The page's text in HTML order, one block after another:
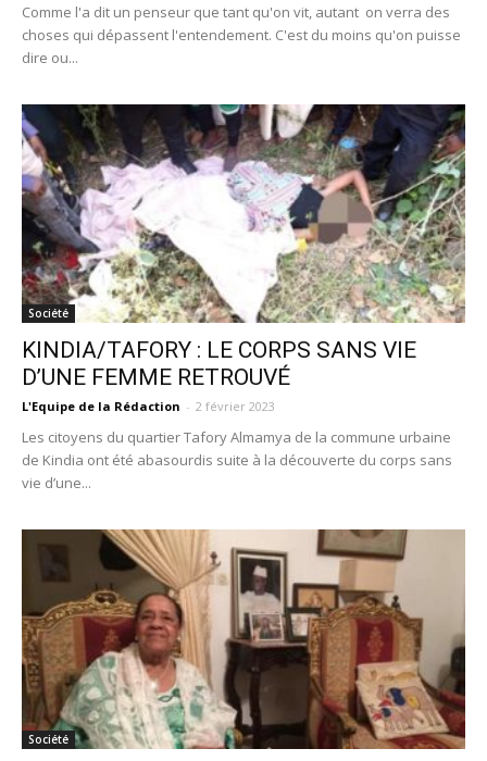
Comme l'a dit un penseur que tant qu'on vit, autant on verra des
choses qui dépassent l'entendement. C'est du moins qu'on puisse
dire ou...
Société
KINDIA/TAFORY : LE CORPS SANS VIE
D’UNE FEMME RETROUVÉ
L'Equipe de la Rédaction - 2 février 2023
Les citoyens du quartier Tafory Almamya de la commune urbaine
de Kindia ont été abasourdis suite à la découverte du corps sans
vie d’une...
Société